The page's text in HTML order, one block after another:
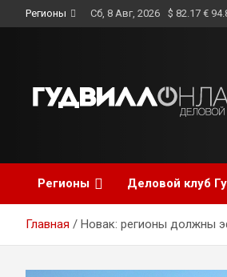
to
Регионы Сб, 8 Авг, 2026 $ 82.17 €
Регионы Деловой клуб
Главная Новак: регионы должны